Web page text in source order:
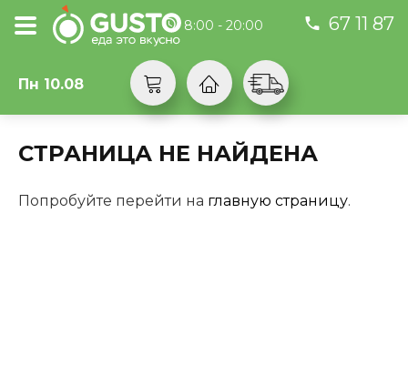
8:00 - 20:00 67 11 87
Пн 10.08
СТРАНИЦА НЕ НАЙДЕНА
Попробуйте перейти на главную страницу.